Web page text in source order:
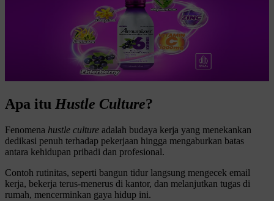
Apa itu Hustle Culture?
Fenomena hustle culture adalah budaya kerja yang menekankan
dedikasi penuh terhadap pekerjaan hingga mengaburkan batas
antara kehidupan pribadi dan profesional.
Contoh rutinitas, seperti bangun tidur langsung mengecek email
kerja, bekerja terus-menerus di kantor, dan melanjutkan tugas di
rumah, mencerminkan gaya hidup ini.